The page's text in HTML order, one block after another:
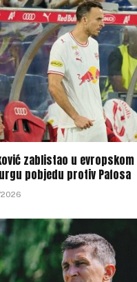
zablistao u
pobjedu protiv Pafosa